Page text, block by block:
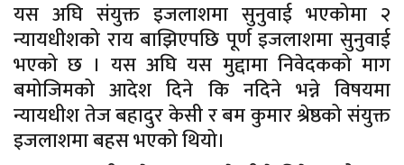
यस अघि संयुक्त इजलाशमा सुनुवाई भएकोमा २
न्यायधीशको राय बाझिएपछि पूर्ण इजलाशमा सुनुवाई
भएको छ । यस अघि यस मुद्दामा निवेदकको माग
बमोजिमको आदेश दिने कि नदिने भन्ने विषयमा
न्यायधीश तेज बहादुर केसी र बम कुमार श्रेष्ठको संयुक्त
इजलाशमा बहस भएको थियो।